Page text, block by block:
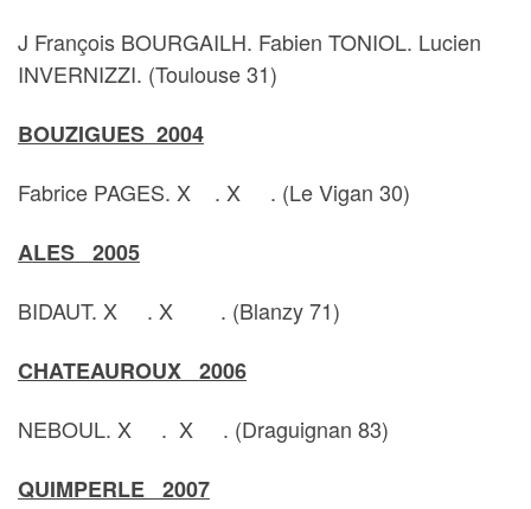
J François BOURGAILH. Fabien TONIOL. Lucien
INVERNIZZI. (Toulouse 31)
BOUZIGUES 2004
Fabrice PAGES. X . X . (Le Vigan 30)
ALES 2005
BIDAUT. X . X . (Blanzy 71)
CHATEAUROUX 2006
NEBOUL. X . X . (Draguignan 83)
QUIMPERLE 2007